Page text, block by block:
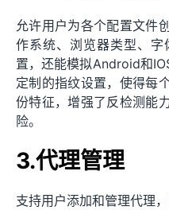
允许用户为各个配置文件
作系统、浏览器类型、
置，还能模拟Android和
定制的指纹设置，使得每
份特征，增强了反检测能
险。
3.代理管理
支持用户添加和管理代理